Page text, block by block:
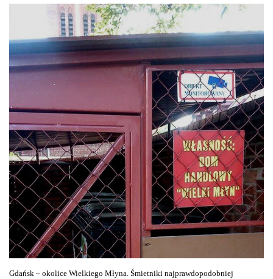
Gdańsk – okolice Wielkiego Młyna. Śmietniki najprawdopodobniej